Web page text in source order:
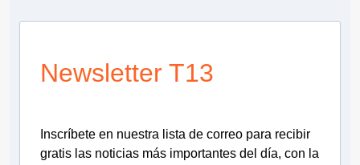
Newsletter T13
Inscríbete en nuestra lista de correo para recibir
gratis las noticias más importantes del día, con la